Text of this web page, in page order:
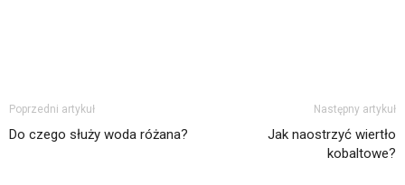
Poprzedni artykuł
Do czego służy woda różana?
Następny artykuł
Jak naostrzyć wiertło
kobaltowe?